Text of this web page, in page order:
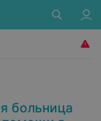
больница